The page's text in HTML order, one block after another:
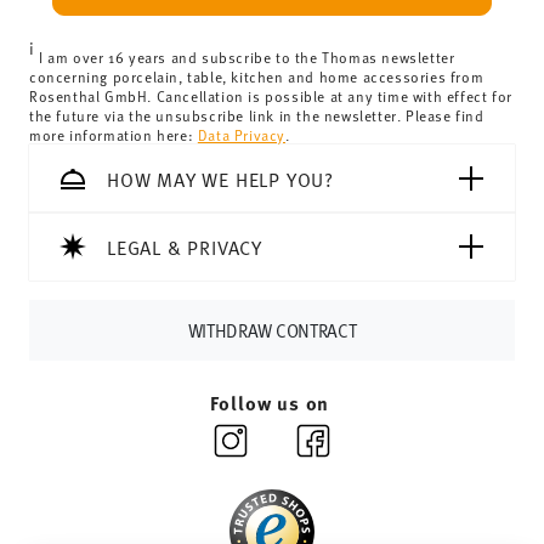
delivery is free of charge.
Switzerland:delivery is free of charge for orders over
69,90 CHF. If the value of your purchase is less than
69,90 CHF, delivery charges are 36,90 CHF.
Tracking:You will receive a tracking code by e-mail as
Delivery time: 3-5 working days for delivery within
Germany for items in stock. You can view delivery times to
For returns, please use ourreturns service
i I am over 16 years and subscribe to the Thomas newsletter
concerning porcelain, table, kitchen and home accessories from
Rosenthal GmbH. Cancellation is possible at any time with effect for
the future via the unsubscribe link in the newsletter. Please find
more information here: Data Privacy
HOW MAY WE HELP YOU?
LEGAL & PRIVACY
WITHDRAW CONTRACT
Follow us on